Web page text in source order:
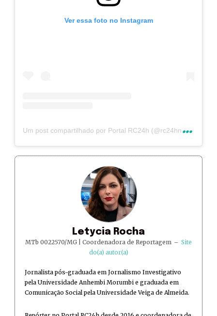
Ver essa foto no Instagram
U
m post compartilhado por Portal RC24h (@rc24hnoticias)
Letycia Rocha
MTb 0022570/MG | Coordenadora de Reportagem – Site
do(a) autor(a)
Jornalista pós-graduada em Jornalismo Investigativo
pela Universidade Anhembi Morumbi e graduada em
Comunicação Social pela Universidade Veiga de Almeida.